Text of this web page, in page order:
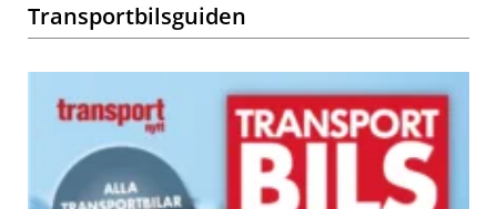
Transportbilsguiden